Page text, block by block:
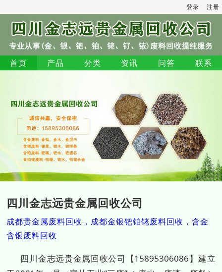
登录 注册
首页 产品 分类 资讯 问答 联系
四川金志远贵金属回收公司
成都贵金属废料回收，成都金银钯铂铑废料回收，含金
含银废料回收
四川金志远贵金属回收公司【15895306086】建立